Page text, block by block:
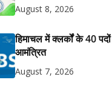
August 8, 2026
हिमाचल में क्लर्कों के 40
आमंत्रित
August 7, 2026